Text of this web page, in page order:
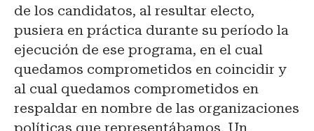
de los candidatos, al resultar electo,
pusiera en práctica durante su período la
ejecución de ese programa, en el cual
quedamos comprometidos en coincidir y
al cual quedamos comprometidos en
respaldar en nombre de las organizaciones
políticas que representábamos. Un